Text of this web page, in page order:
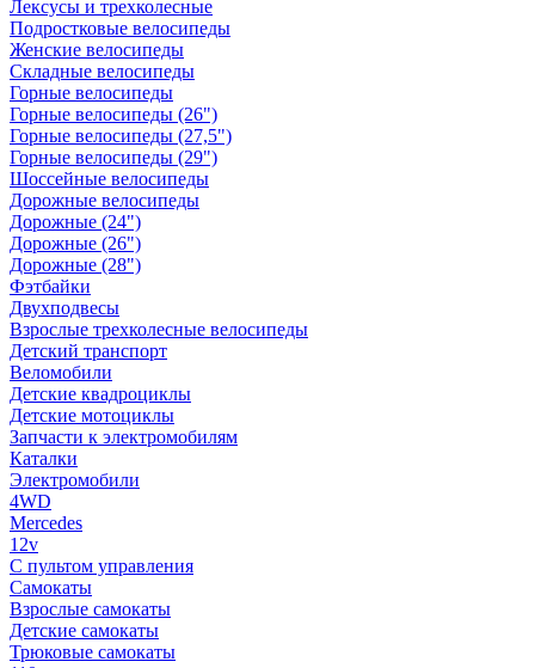
Лексусы и трехколесные
Подростковые велосипеды
Женские велосипеды
Складные велосипеды
Горные велосипеды
Горные велосипеды (26")
Горные велосипеды (27,5")
Горные велосипеды (29")
Шоссейные велосипеды
Дорожные велосипеды
Дорожные (24")
Дорожные (26")
Дорожные (28")
Фэтбайки
Двухподвесы
Взрослые трехколесные велосипеды
Детский транспорт
Веломобили
Детские квадроциклы
Детские мотоциклы
Запчасти к электромобилям
Каталки
Электромобили
4WD
Mercedes
12v
С пультом управления
Самокаты
Взрослые самокаты
Детские самокаты
Трюковые самокаты